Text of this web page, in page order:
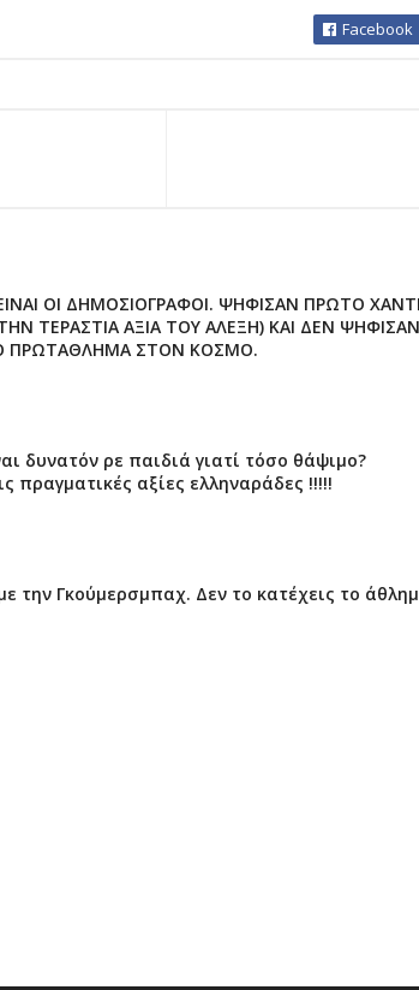
Facebook
ΟΙ ΔΗΜΟΣΙΟΓΡΑΦΟΙ. ΨΗΦΙΣΑΝ ΠΡΩΤΟ
ΤΕΡΑΣΤΙΑ ΑΞΙΑ ΤΟΥ ΑΛΕΞΗ) ΚΑΙ ΔΕΝ
ΠΡΩΤΑΘΛΗΜΑ ΣΤΟΝ ΚΟΣΜΟ.
δυνατόν ρε παιδιά γιατί τόσο θάψιμο?
αξίες ελληναράδες !!!!!
την Γκούμερσμπαχ. Δεν το κατέχεις το